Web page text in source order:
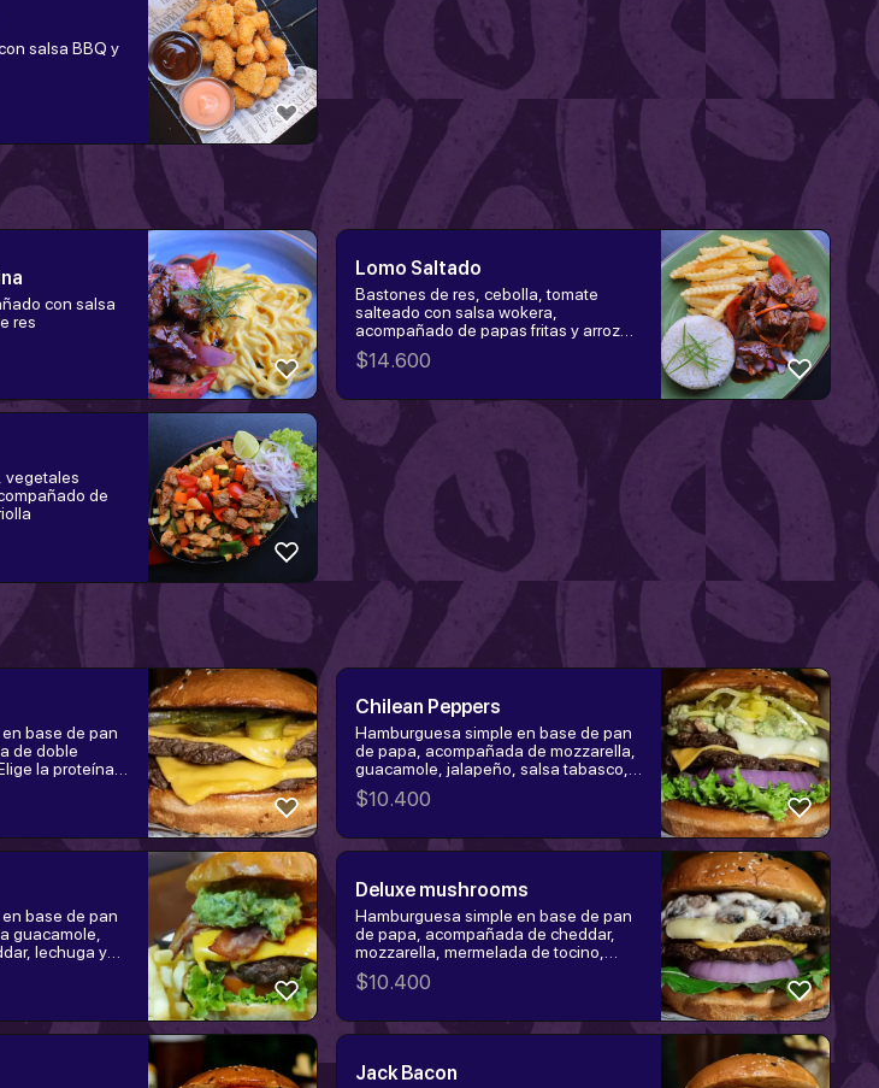
salsa BBQ y
con salsa
res
Lomo Saltado
Bastones de res, cebolla, tomate
salteado con salsa wokera,
acompañado de papas fritas y arroz
blanco
$14.600
vegetales
de
base de pan
de doble
la proteína:
o pollo
Chilean Peppers
Hamburguesa simple en base de pan
de papa, acompañada de mozzarella,
guacamole, jalapeño, salsa tabasco,
cebolla morada y lechuga. Elige la
proteína: hamburguesa, churrasco o
$10.400
base de pan
guacamole,
lechuga y
o pollo
Deluxe mushrooms
Hamburguesa simple en base de pan
de papa, acompañada de cheddar,
mozzarella, mermelada de tocino,
champiñones en salsa deluxe, cebolla
morada y rúcula. Elige la proteína:
tempura.
$10.400
Jack Bacon